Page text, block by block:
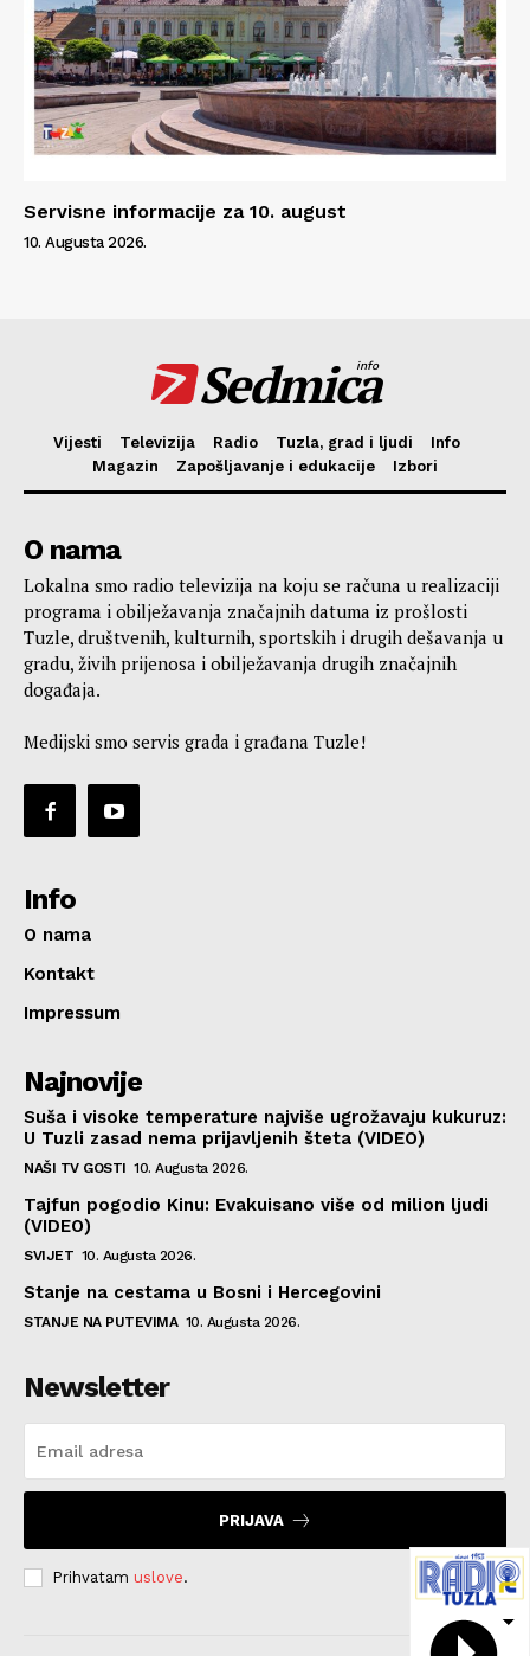
Servisne informacije za 10. august
10. Augusta 2026.
Sedmica
info
Vijesti Televizija Radio Tuzla, grad i ljudi
Info
Magazin
Zapošljavanje i edukacije Izbori
O nama
Lokalna smo radio televizija na koju se računa u realizaciji
programa i obilježavanja značajnih datuma iz prošlosti
Tuzle, društvenih, kulturnih, sportskih i drugih dešavanja u
gradu, živih prijenosa i obilježavanja drugih značajnih
događaja.
Medijski smo servis grada i građana Tuzle!
Info
O nama
Kontakt
Impressum
Najnovije
Suša i visoke temperature najviše ugrožavaju kukuruz:
U Tuzli zasad nema prijavljenih šteta (VIDEO)
NAŠI TV GOSTI 10. Augusta 2026.
Tajfun pogodio Kinu: Evakuisano više od milion ljudi
(VIDEO)
SVIJET 10. Augusta 2026.
Stanje na cestama u Bosni i Hercegovini
STANJE NA PUTEVIMA 10. Augusta 2026.
Newsletter
PRIJAVA
Prihvatam uslove.